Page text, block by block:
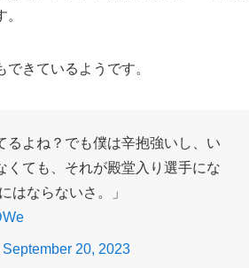
きているようです。
るよね？でも僕は辛抱強いし、い
ても、それが殿堂入り選手にな
はならないさ。」
September 20, 2023